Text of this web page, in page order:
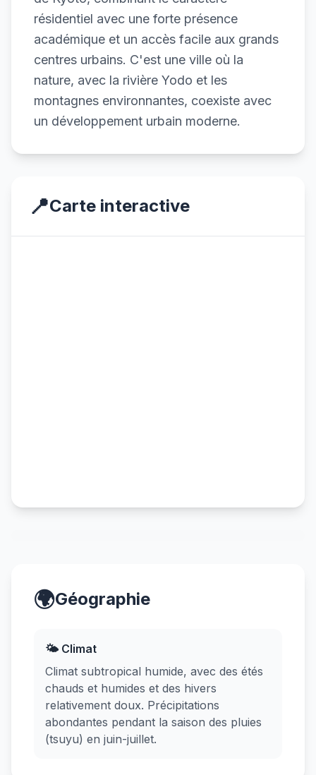
résidentiel avec une forte présence
académique et un accès facile aux grands
centres urbains. C'est une ville où la
nature, avec la rivière Yodo et les
montagnes environnantes, coexiste avec
un développement urbain moderne.
📍Carte interactive
🌍Géographie
🌤️ Climat
Climat subtropical humide, avec des étés
chauds et humides et des hivers
relativement doux. Précipitations
abondantes pendant la saison des pluies
(tsuyu) en juin-juillet.